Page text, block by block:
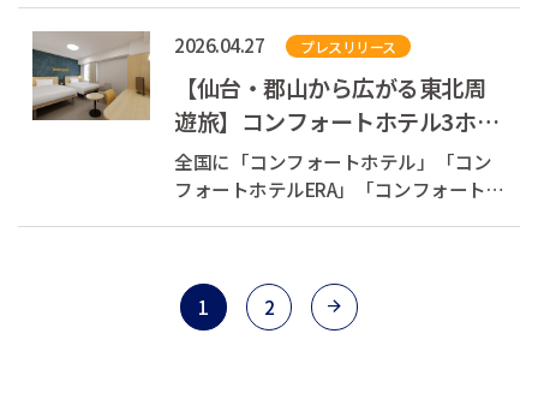
する株式会社チョイスホテルズジャパ
ン（本社：東京都中央区、代表取締役
社長：伊藤孝彦、以下チョイスホテル
ズジャパン...
2026.04.27 プレスリリース
【仙台・郡山から広がる東北周
遊旅】コンフォートホテル3ホテ
ルをリニューアル 伝統工芸を
取り入れた客...
全国に「コンフォートホテル」「コン
フォートホテルERA」「コンフォートイ
ン（本社：東京都中央区、代表取締役
社長：伊藤孝彦、以下チョイスホテル
1 2